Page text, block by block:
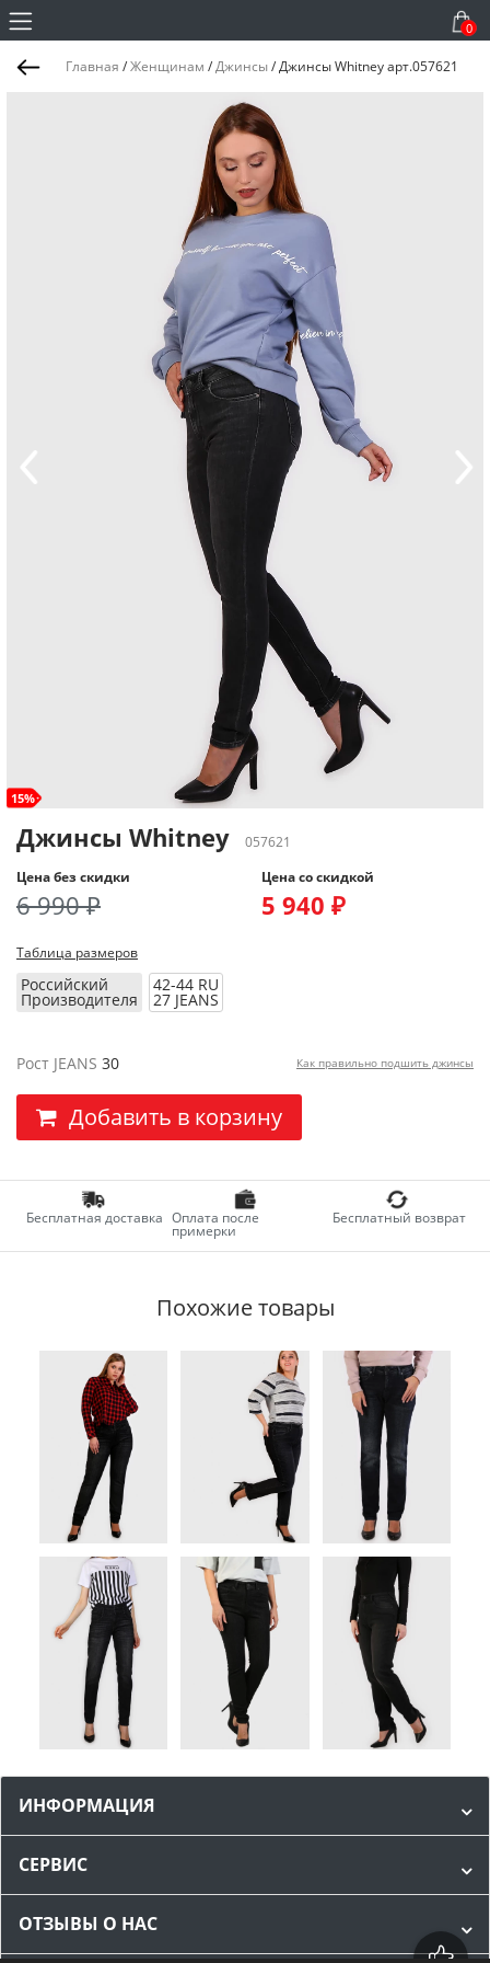
0
Главная /Женщинам /Джинсы/Джинсы Whitney арт.057621
15%
Джинсы Whitney
057621
Цена без скидки
6 990 ₽
Цена со скидкой
5 940 ₽
Таблица размеров
Российский
Производителя
42-44 RU
27 JEANS
Рост JEANS 30 Как правильно подшить джинсы
Добавить в корзину
Бесплатная доставка Оплата после
примерки
Бесплатный возврат
Похожие товары
ИНФОРМАЦИЯ
СЕРВИС
ОТЗЫВЫ О НАС